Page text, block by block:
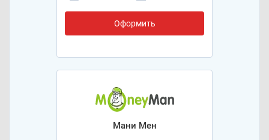
Оформить
Мани Мен